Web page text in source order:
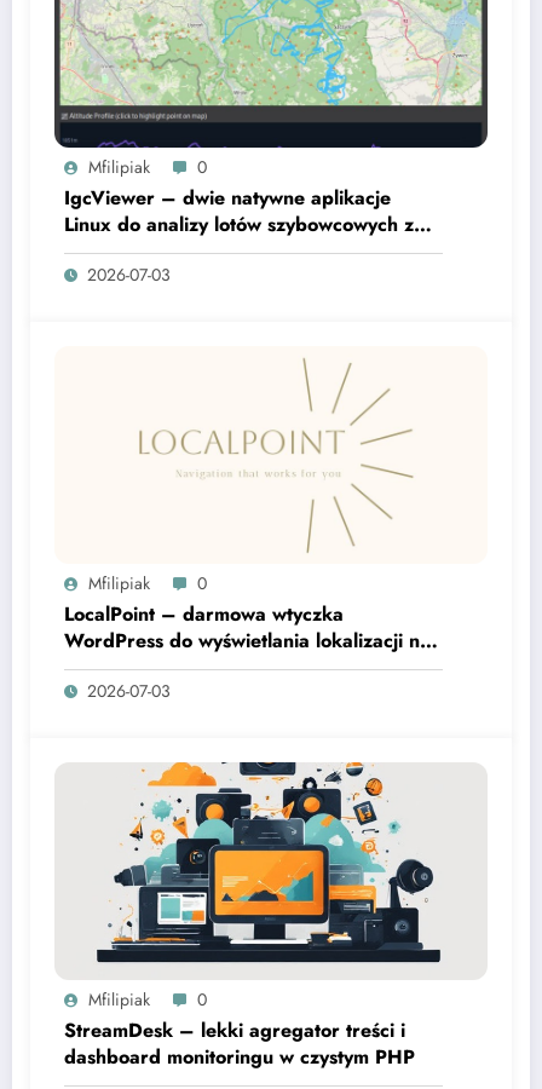
Mfilipiak 0
IgcViewer – dwie natywne aplikacje
Linux do analizy lotów szybowcowych z
plików IGC
2026-07-03
Mfilipiak 0
LocalPoint – darmowa wtyczka
WordPress do wyświetlania lokalizacji na
mapie
2026-07-03
Mfilipiak 0
StreamDesk – lekki agregator treści i
dashboard monitoringu w czystym PHP